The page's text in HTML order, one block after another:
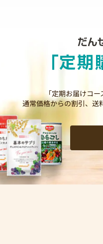
「定期お届けコー
通常価格からの割引、送